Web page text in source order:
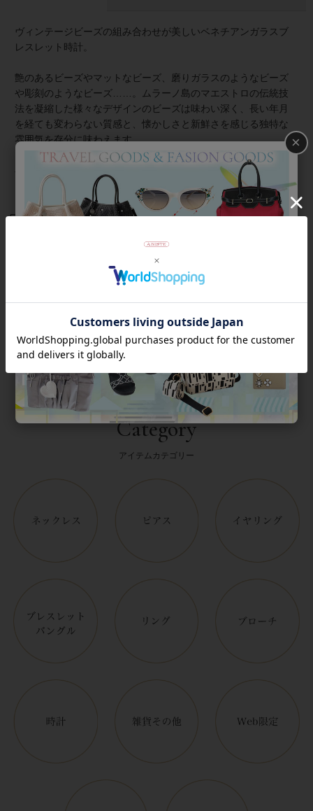
ヴィンテージビーズの組み合わせが美しいベネチアンガラスブ
レスレット時計。
艶のあるビーズやマットなビーズ、磨りガラスのようなビーズ
や彫刻のようなビーズ……。ムラーノ島のマエストロの伝統技
法を凝縮した様々なデザインのビーズは味わい深く、長い年月
を経ても変わらない質感と、懐かしさと新鮮さを感じる独特な
雰囲気を存分に味わえます。
小さめフェイスで手元を華奢見えしてくれます。長さはコード
ストッパーで簡単に調節可能。着脱もスムーズです。
Category
アイテムカテゴリー
×